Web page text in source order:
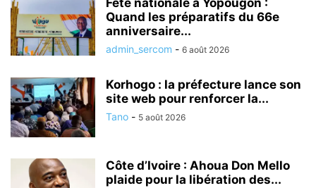
Fête nationale à Yopougon :
Quand les préparatifs du 66e
anniversaire...
admin_sercom - 6 août 2026
Korhogo : la préfecture lance son
site web pour renforcer la...
Tano - 5 août 2026
Côte d’Ivoire : Ahoua Don Mello
plaide pour la libération des...